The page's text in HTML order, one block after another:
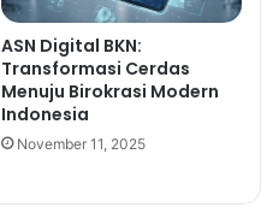
ASN Digital BKN:
Transformasi Cerdas
Menuju Birokrasi Modern
Indonesia
November 11, 2025